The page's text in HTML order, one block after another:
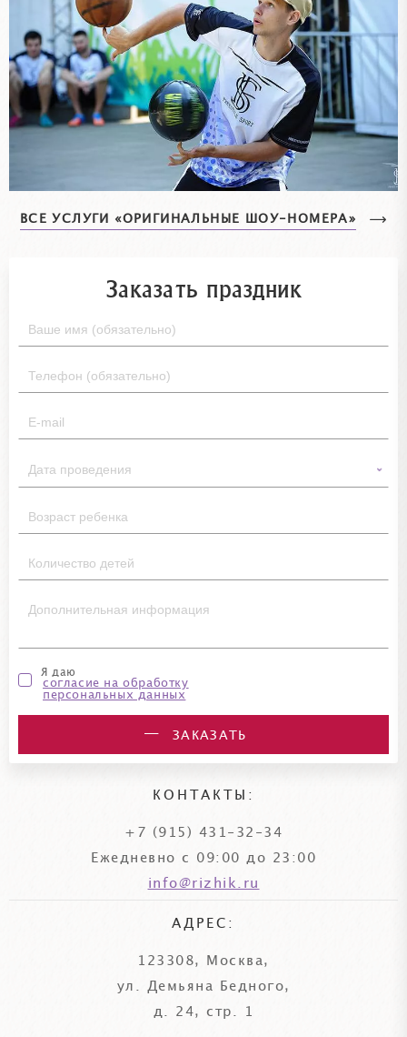
ВСЕ УСЛУГИ «ОРИГИНАЛЬНЫЕ ШОУ-НОМЕРА»
Заказать праздник
Я даю
согласие на обработку
персональных данных
ЗАКАЗАТЬ
КОНТАКТЫ:
+7 (915) 431-32-34
Ежедневно с 09:00 до 23:00
info@rizhik.ru
АДРЕС:
123308, Москва,
ул. Демьяна Бедного,
д. 24, стр. 1